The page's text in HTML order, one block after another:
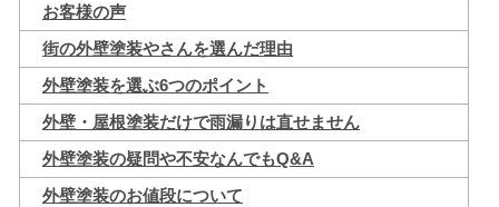
お客様の声
街の外壁塗装やさんを選んだ理由
外壁塗装を選ぶ6つのポイント
外壁・屋根塗装だけで雨漏りは直せません
外壁塗装の疑問や不安なんでもQ&A
外壁塗装のお値段について